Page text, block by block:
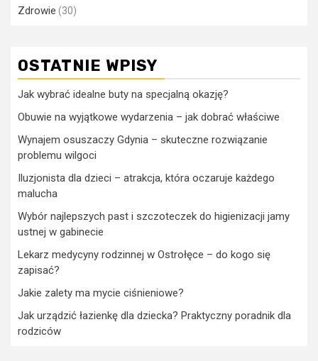
Zdrowie (30)
OSTATNIE WPISY
Jak wybrać idealne buty na specjalną okazję?
Obuwie na wyjątkowe wydarzenia – jak dobrać właściwe
Wynajem osuszaczy Gdynia – skuteczne rozwiązanie
problemu wilgoci
Iluzjonista dla dzieci – atrakcja, która oczaruje każdego
malucha
Wybór najlepszych past i szczoteczek do higienizacji jamy
ustnej w gabinecie
Lekarz medycyny rodzinnej w Ostrołęce – do kogo się
zapisać?
Jakie zalety ma mycie ciśnieniowe?
Jak urządzić łazienkę dla dziecka? Praktyczny poradnik dla
rodziców